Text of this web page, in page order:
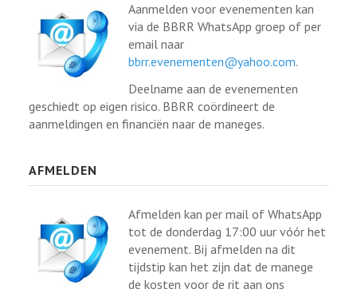
Aanmelden voor evenementen kan
via de BBRR WhatsApp groep of per
email naar
bbrr.evenementen@yahoo.com.
Deelname aan de evenementen
geschiedt op eigen risico. BBRR coördineert de
aanmeldingen en financiën naar de maneges.
AFMELDEN
Afmelden kan per mail of WhatsApp
tot de donderdag 17:00 uur vóór het
evenement. Bij afmelden na dit
tijdstip kan het zijn dat de manege
de kosten voor de rit aan ons